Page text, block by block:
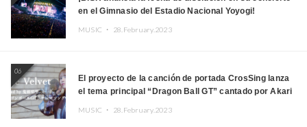
en el Gimnasio del Estadio Nacional Yoyogi!
MUSIC ・ 28.February.2023
06
El proyecto de la canción de portada CrosSing lanza
el tema principal “Dragon Ball GT” cantado por Akari
MUSIC ・ 28.February.2023